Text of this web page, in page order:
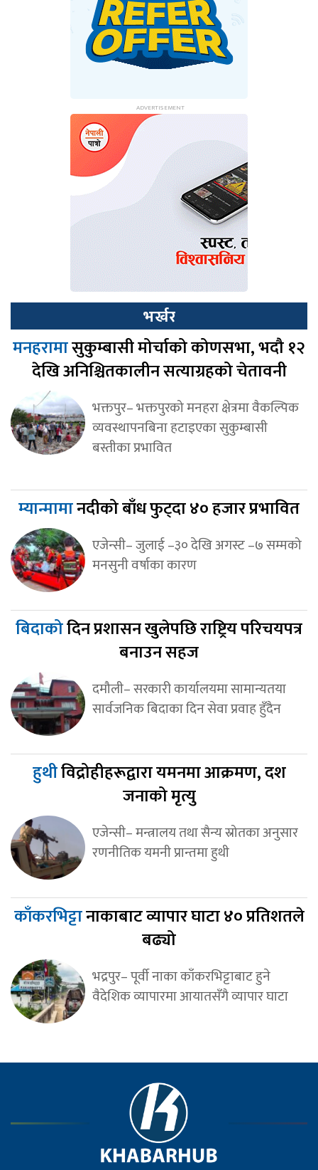
भर्खर
मनहरामासुकुम्बासी मोर्चाको कोणसभा, भदौ १२
देखि अनिश्चितकालीन सत्याग्रहको चेतावनी
भक्तपुर– भक्तपुरको मनहरा क्षेत्रमा वैकल्पिक
व्यवस्थापनबिना हटाइएका सुकुम्बासी
बस्तीका प्रभावित
म्यान्मामानदीको बाँध फुट्दा ४० हजार प्रभावित
एजेन्सी– जुलाई –३० देखि अगस्ट –७ सम्मको
मनसुनी वर्षाका कारण
बिदाकोदिन प्रशासन खुलेपछि राष्ट्रिय परिचयपत्र
बनाउन सहज
दमौली– सरकारी कार्यालयमा सामान्यतया
सार्वजनिक बिदाका दिन सेवा प्रवाह हुँदैन
हुथीविद्रोहीहरूद्वारा यमनमा आक्रमण, दश
जनाको मृत्यु
एजेन्सी– मन्त्रालय तथा सैन्य स्रोतका अनुसार
रणनीतिक यमनी प्रान्तमा हुथी
काँकरभिट्टानाकाबाट व्यापार घाटा ४० प्रतिशतले
बढ्यो
भद्रपुर– पूर्वी नाका काँकरभिट्टाबाट हुने
वैदेशिक व्यापारमा आयातसँगै व्यापार घाटा